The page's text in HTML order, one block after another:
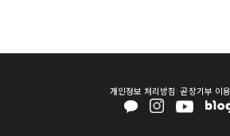
개인정보 처리방침 곧장기부 이